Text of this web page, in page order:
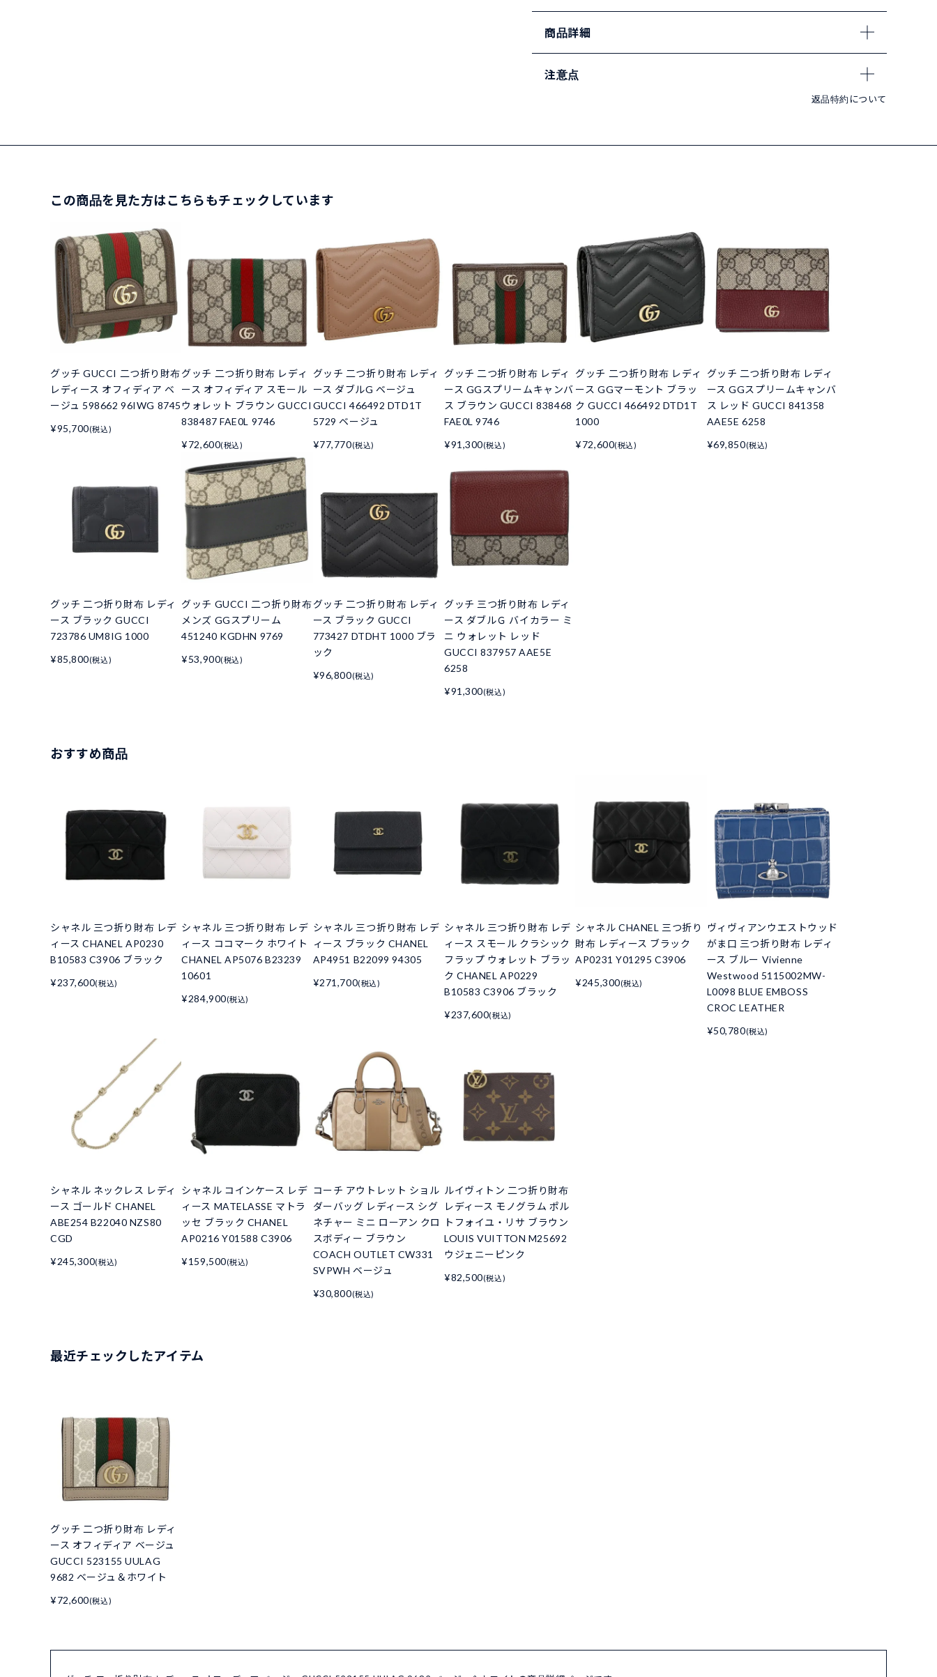
商品詳細
注意点
返品特約について
この商品を見た方はこちらもチェックしています
グッチ GUCCI 二つ折り財布
レディース オフィディア ベ
ージュ 598662 96IWG 8745
¥95,700(税込)
グッチ 二つ折り財布 レディ
ース オフィディア スモール
ウォレット ブラウン GUCCI
838487 FAE0L 9746
¥72,600(税込)
グッチ 二つ折り財布 レディ
ース ダブルG ベージュ
GUCCI 466492 DTD1T
5729 ベージュ
¥77,770(税込)
グッチ 二つ折り財布 レディ
ース GGスプリームキャンバ
ス ブラウン GUCCI 838468
FAE0L 9746
¥91,300(税込)
グッチ 二つ折り財布 レディ
ース GGマーモント ブラッ
ク GUCCI 466492 DTD1T
1000
¥72,600(税込)
グッチ 二つ折り財布 レディ
ース GGスプリームキャンバ
ス レッド GUCCI 841358
AAE5E 6258
¥69,850(税込)
グッチ 二つ折り財布 レディ
ース ブラック GUCCI
723786 UM8IG 1000
¥85,800(税込)
グッチ GUCCI 二つ折り財布
メンズ GGスプリーム
451240 KGDHN 9769
¥53,900(税込)
グッチ 二つ折り財布 レディ
ース ブラック GUCCI
773427 DTDHT 1000 ブラ
ック
¥96,800(税込)
グッチ 三つ折り財布 レディ
ース ダブルＧ バイカラー ミ
ニ ウォレット レッド
GUCCI 837957 AAE5E
6258
¥91,300(税込)
おすすめ商品
シャネル 三つ折り財布 レデ
ィース CHANEL AP0230
B10583 C3906 ブラック
¥237,600(税込)
シャネル 三つ折り財布 レデ
ィース ココマーク ホワイト
CHANEL AP5076 B23239
10601
¥284,900(税込)
シャネル 三つ折り財布 レデ
ィース ブラック CHANEL
AP4951 B22099 94305
¥271,700(税込)
シャネル 三つ折り財布 レデ
ィース スモール クラシック
フラップ ウォレット ブラッ
ク CHANEL AP0229
B10583 C3906 ブラック
¥237,600(税込)
シャネル CHANEL 三つ折り
財布 レディース ブラック
AP0231 Y01295 C3906
¥245,300(税込)
ヴィヴィアンウエストウッド
がま口 三つ折り財布 レディ
ース ブルー Vivienne
Westwood 5115002MW-
L0098 BLUE EMBOSS
CROC LEATHER
¥50,780(税込)
シャネル ネックレス レディ
ース ゴールド CHANEL
ABE254 B22040 NZS80
CGD
¥245,300(税込)
シャネル コインケース レデ
ィース MATELASSE マトラ
ッセ ブラック CHANEL
AP0216 Y01588 C3906
¥159,500(税込)
コーチ アウトレット ショル
ダーバッグ レディース シグ
ネチャー ミニ ローアン クロ
スボディー ブラウン
COACH OUTLET CW331
SVPWH ベージュ
¥30,800(税込)
ルイヴィトン 二つ折り財布
レディース モノグラム ポル
トフォイユ・リサ ブラウン
LOUIS VUITTON M25692
ウジェニーピンク
¥82,500(税込)
最近チェックしたアイテム
グッチ 二つ折り財布 レディ
ース オフィディア ベージュ
GUCCI 523155 UULAG
9682 ベージュ＆ホワイト
¥72,600(税込)